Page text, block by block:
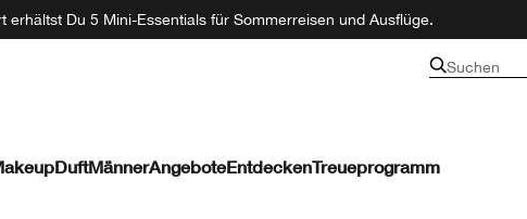
erhältst Du 5 Mini-Essentials für Sommerreisen und Ausflüge.
Suchen
DuftMännerAngeboteEntdeckenTreueprogramm